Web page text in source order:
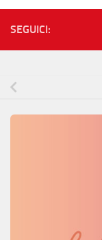
SEGUICI: